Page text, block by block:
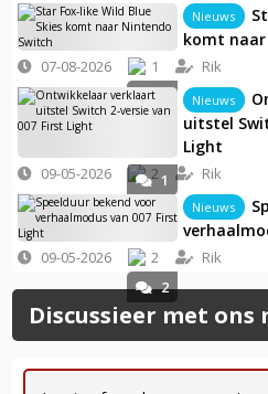
Nieuws
komt
07-08-2026 1 Rik
1
Nieuws
uitstel
Light
09-05-2026 2 Rik
2
Nieuws
09-05-2026 2 Rik
Discussieer met ons